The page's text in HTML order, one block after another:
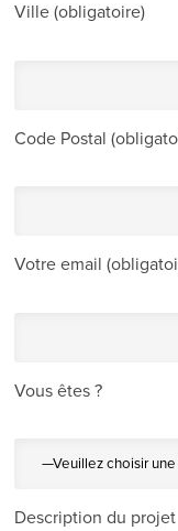
Ville (obligatoire)
Code Postal
Votre email
Vous êtes ?
Description du projet